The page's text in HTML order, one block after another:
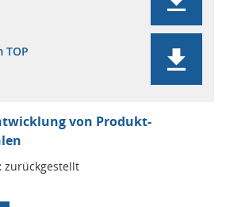
TOP
von Produkt-
zurückgestellt